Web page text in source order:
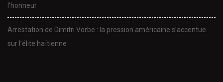
l’honneur
Arrestation de Dimitri Vorbe : la pression américaine s’accentue
sur l’élite haïtienne